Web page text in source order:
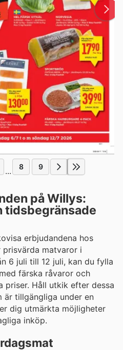
... 8 9
på Willys:
tidsbegränsade
erbjudandena hos
matvaror i
6 juli till 12 juli, kan du fylla
färska råvaror och
priser. Håll utkik efter dessa
är tillgängliga under en
dig utmärkta möjligheter
inköp.